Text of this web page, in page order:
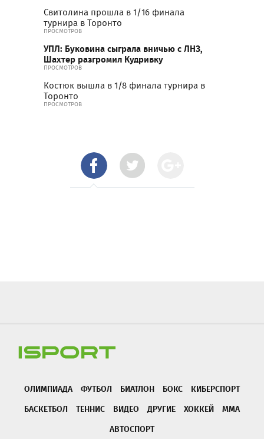
Свитолина прошла в 1/16 финала
турнира в Торонто
ПРОСМОТРОВ
УПЛ: Буковина сыграла вничью с ЛНЗ,
Шахтер разгромил Кудривку
ПРОСМОТРОВ
Костюк вышла в 1/8 финала турнира в
Торонто
ПРОСМОТРОВ
ОЛИМПИАДА ФУТБОЛ БИАТЛОН БОКС
КИБЕРСПОРТ
БАСКЕТБОЛ
ТЕННИС ВИДЕО ДРУГИЕ ХОККЕЙ
ММА
АВТОСПОРТ